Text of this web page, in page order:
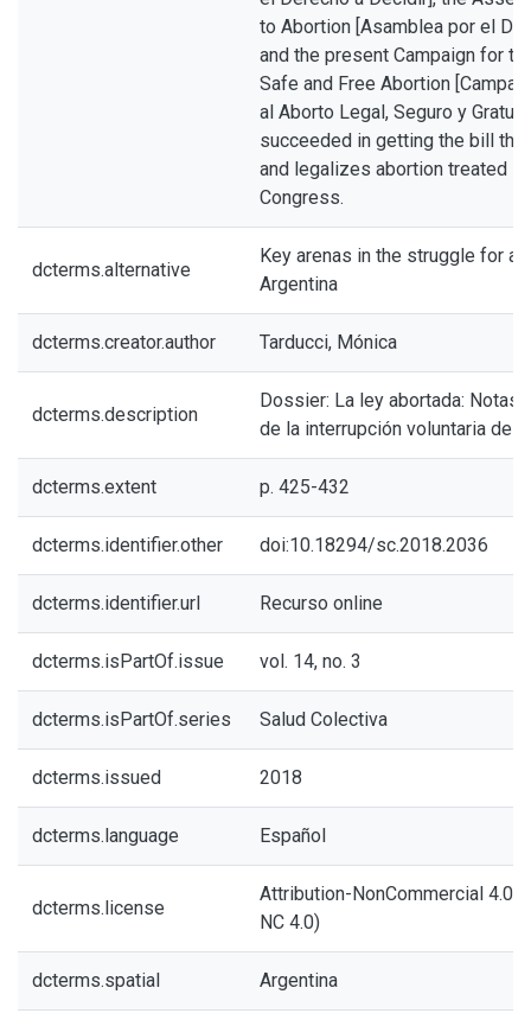
to Abortion [Asamblea por el
and the present Campaign for
Safe and Free Abortion
al Aborto Legal, Seguro y
succeeded in getting the bill
and legalizes abortion treated in
Congress.
dcterms.alternative
Key arenas in the struggle for
Argentina
dcterms.creator.author Tarducci, Mónica
dcterms.description
Dossier: La ley abortada: Notas
de la interrupción voluntaria del
dcterms.extent p. 425-432
dcterms.identifier.other doi:10.18294/sc.2018.2036
dcterms.identifier.url Recurso online
dcterms.isPartOf.issue vol. 14, no. 3
dcterms.isPartOf.series Salud Colectiva
dcterms.issued 2018
dcterms.language Español
dcterms.license
Attribution-NonCommercial 4.0
NC 4.0)
dcterms.spatial Argentina